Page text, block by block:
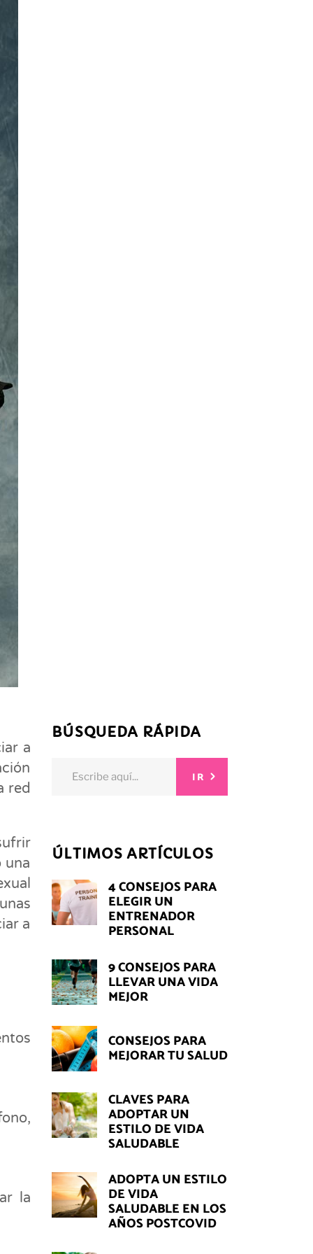
a
red
una
a
la
BÚSQUEDA RÁPIDA
IR
ÚLTIMOS ARTÍCULOS
4 CONSEJOS PARA
ELEGIR UN
ENTRENADOR
PERSONAL
9 CONSEJOS PARA
LLEVAR UNA VIDA
MEJOR
CONSEJOS PARA
MEJORAR TU SALUD
CLAVES PARA
ADOPTAR UN
ESTILO DE VIDA
SALUDABLE
ADOPTA UN ESTILO
DE VIDA
SALUDABLE EN LOS
AÑOS POSTCOVID